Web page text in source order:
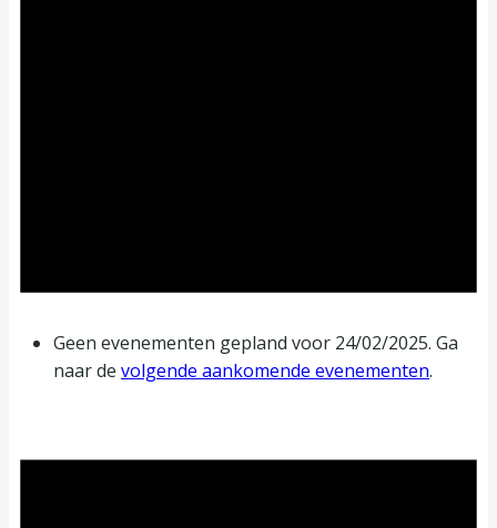
Geen evenementen gepland voor 24/02/2025. Ga
naar de volgende aankomende evenementen.